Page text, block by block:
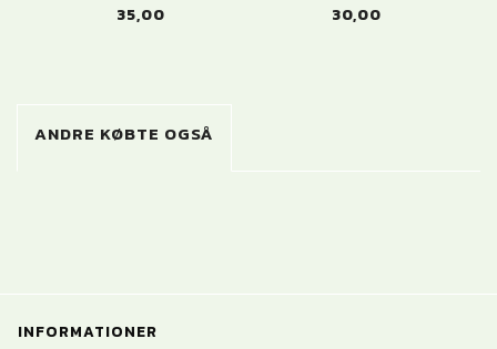
35,00
30,00
ANDRE KØBTE OGSÅ
INFORMATIONER